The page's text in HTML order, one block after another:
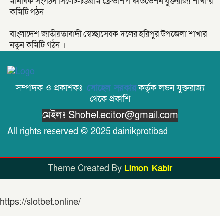
কমিটি গঠন
বাংলাদেশ জাতীয়তাবাদী স্বেচ্ছাসেবক দলের হরিপুর উপজেলা শাখার
নতুন কমিটি গঠন ।
সম্পাদক ও প্রকাশকঃ সোহেল সরকারকর্তৃক লন্ডন যুক্তরাজ্য
থেকে প্রকাশি
মেইলঃ Shohel.editor@gmail.com
All rights reserved © 2025 dainikprotibad
Theme Created By Limon Kabir
https://slotbet.online/